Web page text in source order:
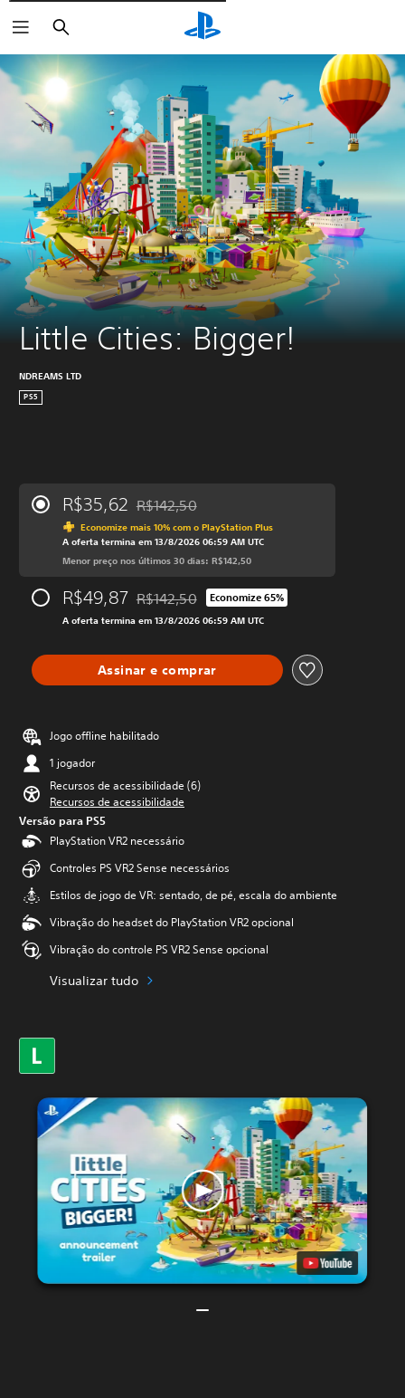
Pesquisar
Little Cities: Bigger!
NDREAMS LTD
PS5
R$35,62 Desconto aplicado no preço original de
R$142,50
Economize mais 10% com o PlayStation Plus
A oferta termina em 13/8/2026 06:59 AM UTC
Menor preço nos últimos 30 dias: R$142,50
R$49,87 Desconto aplicado no preço original de
R$142,50 Economize 65%
A oferta termina em 13/8/2026 06:59 AM UTC
Assinar e comprar
Jogo offline habilitado
1 jogador
Recursos de acessibilidade (6)
Recursos de acessibilidade
Versão para PS5
PlayStation VR2 necessário
Controles PS VR2 Sense necessários
Estilos de jogo de VR: sentado, de pé, escala do ambiente
Vibração do headset do PlayStation VR2 opcional
Vibração do controle PS VR2 Sense opcional
Visualizar tudo